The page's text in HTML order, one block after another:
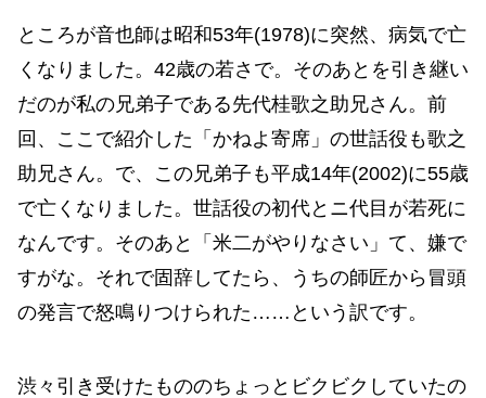
ところが音也師は昭和53年(1978)に突然、病気で亡
くなりました。42歳の若さで。そのあとを引き継い
だのが私の兄弟子である先代桂歌之助兄さん。前
回、ここで紹介した「かねよ寄席」の世話役も歌之
助兄さん。で、この兄弟子も平成14年(2002)に55歳
で亡くなりました。世話役の初代とニ代目が若死に
なんです。そのあと「米二がやりなさい」て、嫌で
すがな。それで固辞してたら、うちの師匠から冒頭
の発言で怒鳴りつけられた……という訳です。
渋々引き受けたもののちょっとビクビクしていたの